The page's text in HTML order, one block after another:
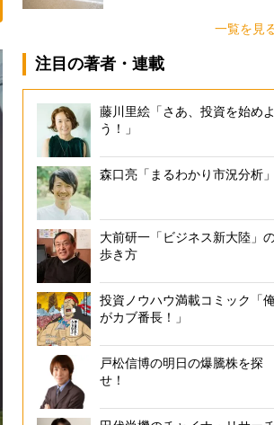
一覧を見
注目の著者・連載
藤川里絵「さあ、投資を始めよ
う！」
森口亮「まるわかり市況分析」
大前研一「ビジネス新大陸」
歩き方
投資ノウハウ満載コミック「
がカブ番長！」
戸松信博の明日の爆騰株を探
せ！